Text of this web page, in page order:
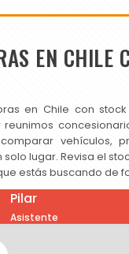
EN CHILE
en Chile con
reunimos
vehículos,
lugar. Revisa el
estás buscando de
en FullMotor
Pilar
Asistente